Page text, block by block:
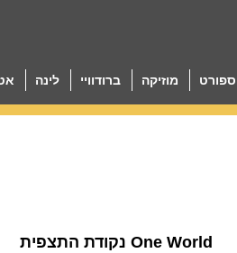
ספורט מוזיקה ברודוויי לינה
נקודת התצפית One World